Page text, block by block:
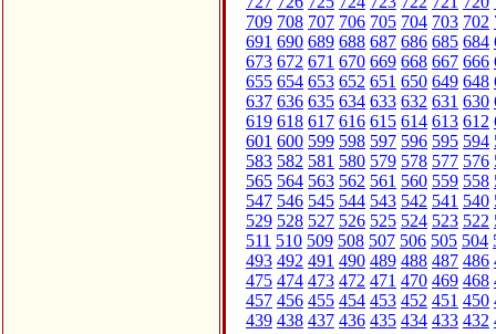
709 708 707 706 705 704 703 702
691 690 689 688 687 686 685 684
673 672 671 670 669 668 667 666
655 654 653 652 651 650 649 648
637 636 635 634 633 632 631 630
619 618 617 616 615 614 613 612
601 600 599 598 597 596 595 594
583 582 581 580 579 578 577 576
565 564 563 562 561 560 559 558
547 546 545 544 543 542 541 540
529 528 527 526 525 524 523 522
511 510 509 508 507 506 505 504
493 492 491 490 489 488 487 486
475 474 473 472 471 470 469 468
457 456 455 454 453 452 451 450
439 438 437 436 435 434 433 432